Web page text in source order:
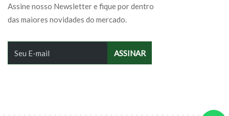
Assine nosso Newsletter e fique por dentro
das maiores novidades do mercado.